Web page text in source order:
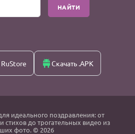
НАЙТИ
Скачать .APK
идеального поздравления: от
стихов до трогательных видео из
фото. © 2026